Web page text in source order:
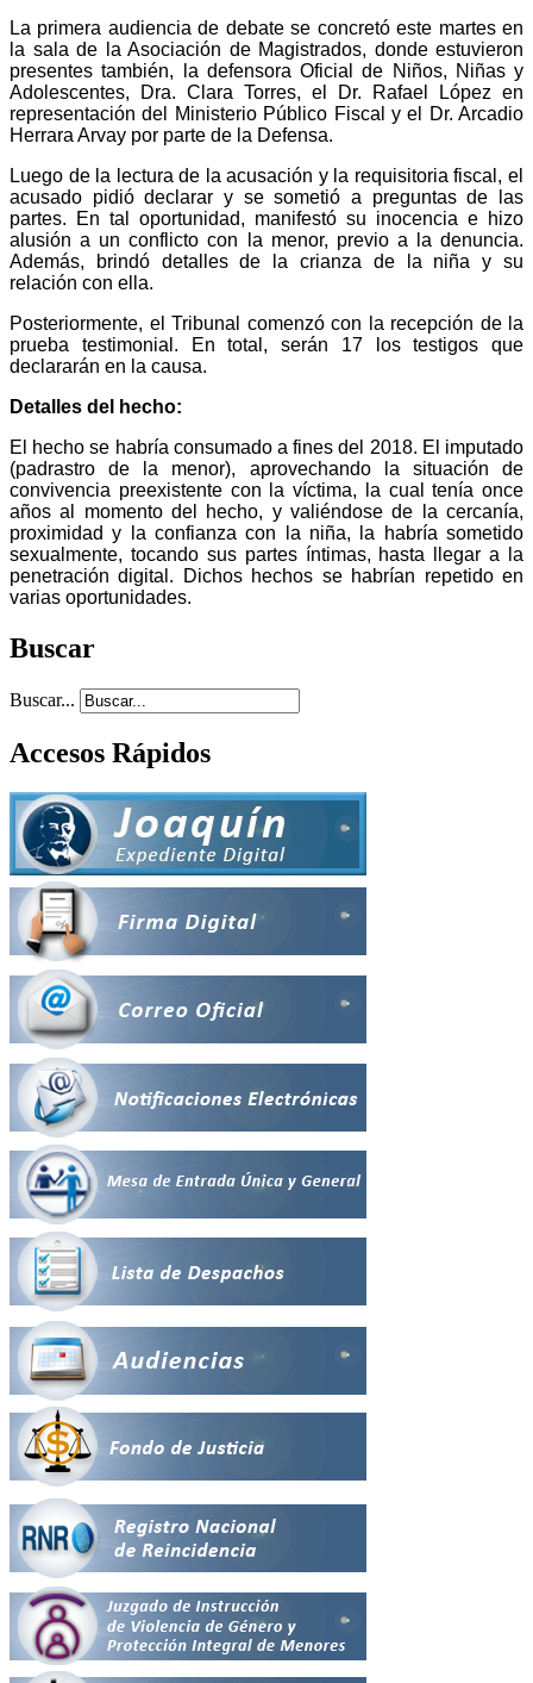
La primera audiencia de debate se concretó este martes en
la sala de la Asociación de Magistrados, donde estuvieron
presentes también, la defensora Oficial de Niños, Niñas y
Adolescentes, Dra. Clara Torres, el Dr. Rafael López en
representación del Ministerio Público Fiscal y el Dr. Arcadio
Herrara Arvay por parte de la Defensa.
Luego de la lectura de la acusación y la requisitoria fiscal, el
acusado pidió declarar y se sometió a preguntas de las
partes. En tal oportunidad, manifestó su inocencia e hizo
alusión a un conflicto con la menor, previo a la denuncia.
Además, brindó detalles de la crianza de la niña y su
relación con ella.
Posteriormente, el Tribunal comenzó con la recepción de la
prueba testimonial. En total, serán 17 los testigos que
declararán en la causa.
Detalles del hecho:
El hecho se habría consumado a fines del 2018. El imputado
(padrastro de la menor), aprovechando la situación de
convivencia preexistente con la víctima, la cual tenía once
años al momento del hecho, y valiéndose de la cercanía,
proximidad y la confianza con la niña, la habría sometido
sexualmente, tocando sus partes íntimas, hasta llegar a la
penetración digital. Dichos hechos se habrían repetido en
varias oportunidades.
Buscar
Buscar...
Accesos Rápidos